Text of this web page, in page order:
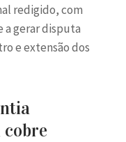
redigido, com
a gerar disputa
e extensão dos